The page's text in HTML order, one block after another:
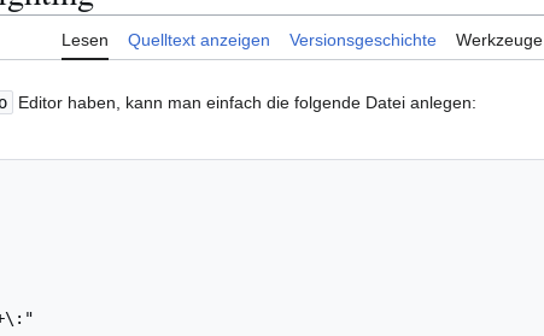
Lesen Quelltext anzeigen Versionsgeschichte Werkzeuge
Editor haben, kann man einfach die folgende Datei anlegen: